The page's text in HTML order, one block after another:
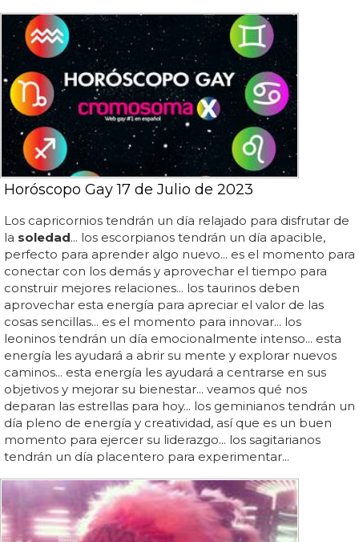
Horóscopo Gay 17 de Julio de 2023
Los capricornios tendrán un día relajado para disfrutar de
la soledad... los escorpianos tendrán un día apacible,
perfecto para aprender algo nuevo... es el momento para
conectar con los demás y aprovechar el tiempo para
construir mejores relaciones... los taurinos deben
aprovechar esta energía para apreciar el valor de las
cosas sencillas... es el momento para innovar... los
leoninos tendrán un día emocionalmente intenso... esta
energía les ayudará a abrir su mente y explorar nuevos
caminos... esta energía les ayudará a centrarse en sus
objetivos y mejorar su bienestar... veamos qué nos
deparan las estrellas para hoy... los geminianos tendrán un
día pleno de energía y creatividad, así que es un buen
momento para ejercer su liderazgo... los sagitarianos
tendrán un día placentero para experimentar...